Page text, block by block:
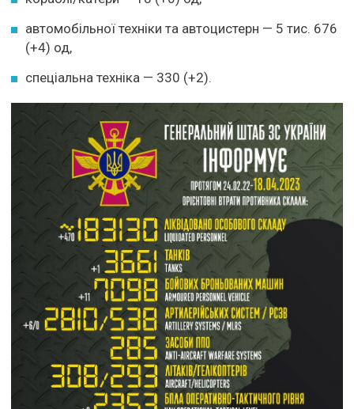
автомобільної техніки та автоцистерн — 5 тис. 676
(+4) од,
спеціальна техніка — 330 (+2).